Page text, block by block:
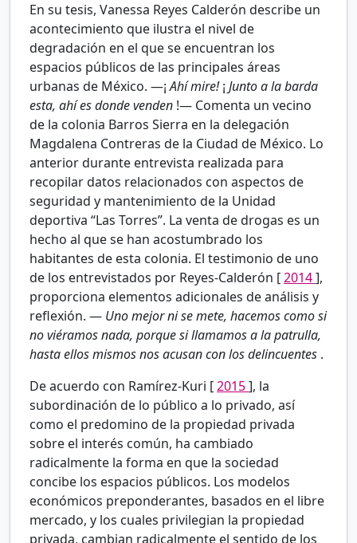
En su tesis, Vanessa Reyes Calderón describe un
acontecimiento que ilustra el nivel de
degradación en el que se encuentran los
espacios públicos de las principales áreas
urbanas de México. —¡Ahí mire!¡ Junto a la barda
esta, ahí es donde venden !— Comenta un vecino
de la colonia Barros Sierra en la delegación
Magdalena Contreras de la Ciudad de México. Lo
anterior durante entrevista realizada para
recopilar datos relacionados con aspectos de
seguridad y mantenimiento de la Unidad
deportiva “Las Torres”. La venta de drogas es un
hecho al que se han acostumbrado los
habitantes de esta colonia. El testimonio de uno
de los entrevistados por Reyes-Calderón [2014],
proporciona elementos adicionales de análisis y
reflexión. — Uno mejor ni se mete, hacemos como si
no viéramos nada, porque si llamamos a la patrulla,
hasta ellos mismos nos acusan con los delincuentes .
De acuerdo con Ramírez-Kuri [2015], la
subordinación de lo público a lo privado, así
como el predomino de la propiedad privada
sobre el interés común, ha cambiado
radicalmente la forma en que la sociedad
concibe los espacios públicos. Los modelos
económicos preponderantes, basados en el libre
mercado, y los cuales privilegian la propiedad
privada, cambian radicalmente el sentido de los